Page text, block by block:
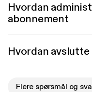
Hvordan
abonnement
Hvordan
Flere spørsmål og